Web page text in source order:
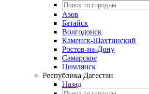
Азов
Батайск
Волгодонск
Каменск-Шахтинский
Ростов-на-Дону
Самарское
Цимлянск
Республика Дагестан
Назад